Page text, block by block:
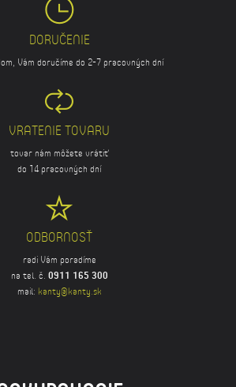
DORUČENIE
Vám doručíme do 2-7 pracovných dní
VRATENIE TOVARU
tovar nám môžete vrátiť
do 14 pracovných dní
ODBORNOSŤ
radi Vám poradíme
na tel. č. 0911 165 300
mail: kanty@kanty.sk